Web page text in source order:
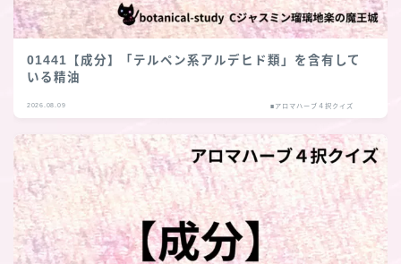
01441【成分】「テルペン系アルデヒド類」を含有して
いる精油
2026.08.09 ■アロマハーブ４択クイズ